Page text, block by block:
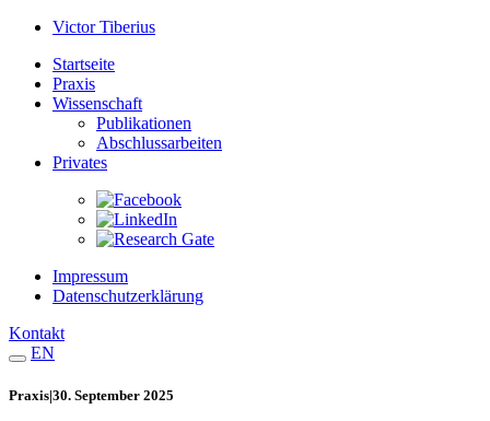
Victor Tiberius
Startseite
Praxis
Wissenschaft
Publikationen
Abschlussarbeiten
Privates
Impressum
Datenschutz­erklärung
Kontakt
EN
Praxis|30. September 2025